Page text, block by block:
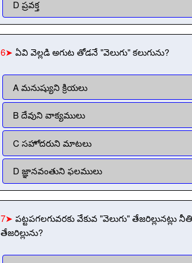
D ప్రవక్త
6➤ ఏవి వెల్లడి అగుట తోడనే "వెలుగు" కలుగును?
A మనుష్యుని క్రియలు
B దేవుని వాక్యములు
C సహోదరుని మాటలు
D జ్ఞానవంతుని ఫలములు
7➤ పట్టపగలగువరకు వేకువ "వెలుగు"
తేజరిల్లును?